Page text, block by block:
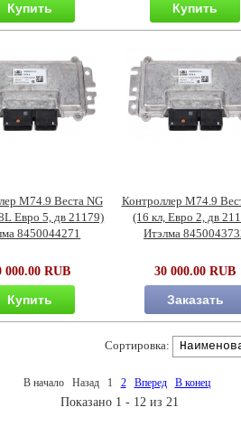
Купить Купить
М74.9 Веста NG
Евро 5, дв 21179)
8450044271
000.00 RUB
Купить
Контроллер М74.9
(16 кл, Евро 2, дв
Итэлма
30 000.00 RUB
Заказать
Сортировка:
В начало Назад 1 2 Вперед В конец
Показано 1 - 12 из 21